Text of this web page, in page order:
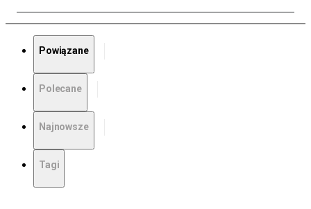
Powiązane
Polecane
Najnowsze
Tagi